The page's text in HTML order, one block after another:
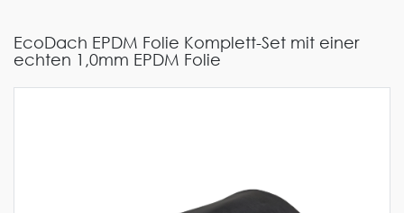
EcoDach EPDM Folie Komplett-Set mit einer
echten 1,0mm EPDM Folie